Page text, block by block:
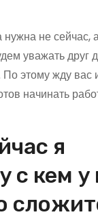
не сейчас,
уважать друг
этому жду вас
начинать
я
с кем у